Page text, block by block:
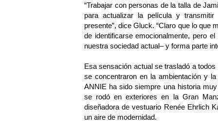
“Trabajar con personas de la talla de
para actualizar la película y
presente”, dice Gluck. “Claro que lo
de identificarse emocionalmente, pero
nuestra sociedad actual– y forma parte
Esa sensación actual se trasladó a
se concentraron en la ambientación y
ANNIE ha sido siempre una historia
se rodó en exteriores en la Gran
diseñadora de vestuario Renée Ehrlich
un aire de modernidad.